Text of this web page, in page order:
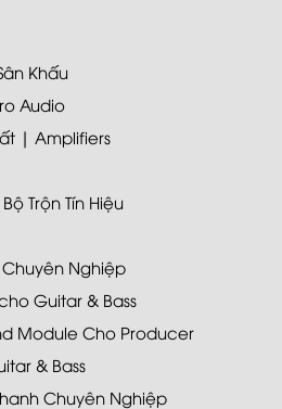
Khấu
Audio
| Amplifiers
Trộn Tín Hiệu
Chuyên Nghiệp
Guitar & Bass
Module Cho Producer
& Bass
Chuyên Nghiệp